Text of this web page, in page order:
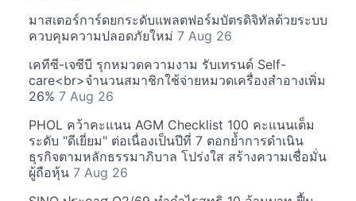
มาสเตอร์การ์ดยกระดับแพลตฟอร์มบัตรดิจิทัลด้วยระบบ
ควบคุมความปลอดภัยใหม่ 7 Aug 26
เคทีซี-เจซีบี รุกหมวดความงาม รับเทรนด์ Self-
care<br>จำนวนสมาชิกใช้จ่ายหมวดเครื่องสำอางเพิ่ม
26% 7 Aug 26
PHOL คว้าคะแนน AGM Checklist 100 คะแนนเต็ม
ระดับ "ดีเยี่ยม" ต่อเนื่องเป็นปีที่ 7 ตอกย้ำการดำเนิน
ธุรกิจตามหลักธรรมาภิบาล โปร่งใส สร้างความเชื่อมั่น
ผู้ถือหุ้น 7 Aug 26